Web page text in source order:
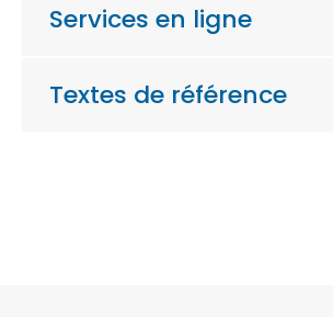
Services en ligne
Textes de référence